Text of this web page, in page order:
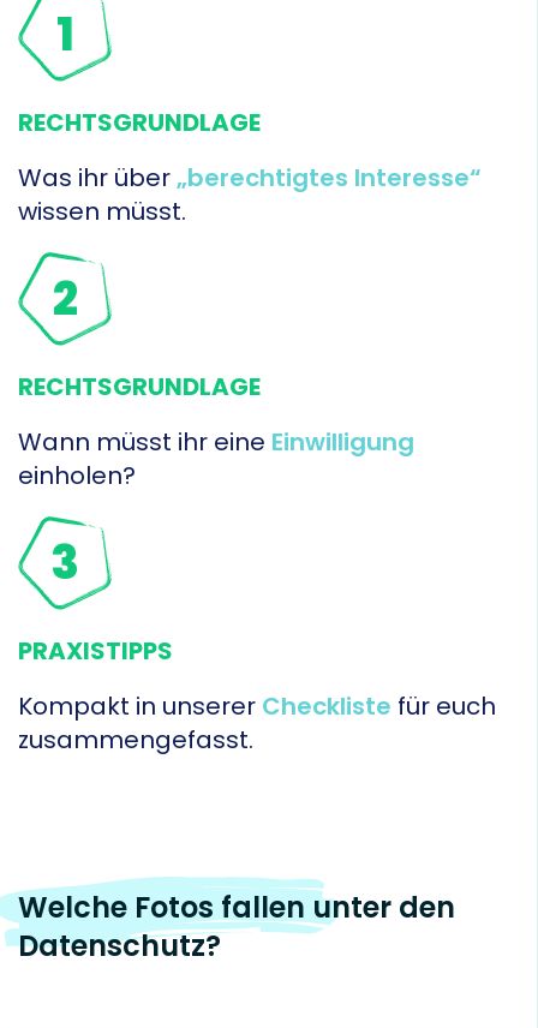
1
RECHTSGRUNDLAGE
Was ihr über„berechtigtes Interesse“
wissen müsst.
2
RECHTSGRUNDLAGE
Wann müsst ihr eine Einwilligung
einholen?
3
PRAXISTIPPS
Kompakt in unserer Checkliste für euch
zusammengefasst.
Welche Fotos fallen unter den
Datenschutz?